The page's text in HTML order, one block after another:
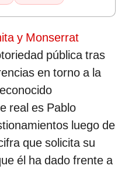
y Monserrat
pública tras
en torno a la
real es Pablo
luego de
que solicita su
él ha dado frente a